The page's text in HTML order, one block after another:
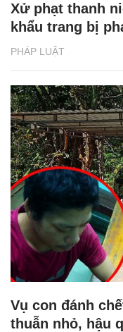
PHÁP LUẬT
Xử phạt thanh
khẩu trang bị
Vụ con đánh
thuẫn nhỏ, hậu